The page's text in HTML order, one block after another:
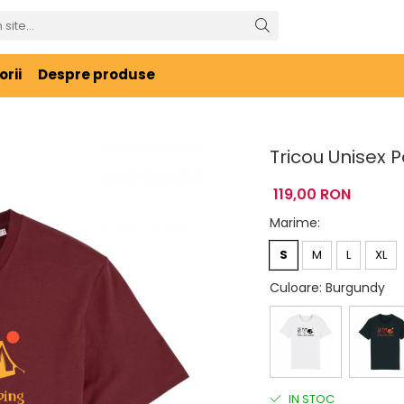
Despre produse
Tricou Unisex
119,00 RON
Marime:
S M L XL
Culoare: Burgundy
IN STOC